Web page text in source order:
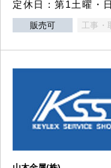
定休日：第1土曜・
販売可 工事・